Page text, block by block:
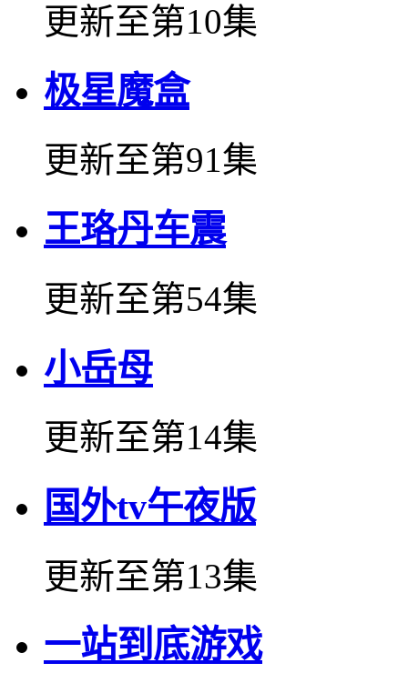
更新至第10集
极星魔盒
更新至第91集
王珞丹车震
更新至第54集
小岳母
更新至第14集
国外tv午夜版
更新至第13集
一站到底游戏